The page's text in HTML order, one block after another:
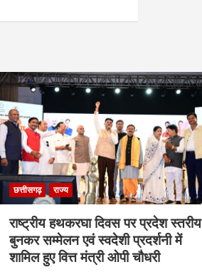
छत्तीसगढ़ राज्य
राष्ट्रीय हथकरघा दिवस पर प्रदेश स्तरीय
बुनकर सम्मेलन एवं स्वदेशी प्रदर्शनी में
शामिल हुए वित्त मंत्री ओपी चौधरी